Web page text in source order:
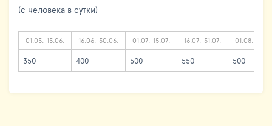
(с человека в сутки)
01.05.-15.06. 16.06.-30.06. 01.07.-15.07. 16.07.-31.07. 01.08.-
350 400 500 550 500